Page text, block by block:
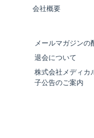
会社概要
メールマガジンの
退会について
株式会社メディ
子公告のご案内